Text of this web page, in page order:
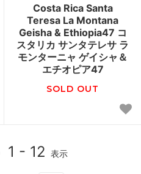
Costa Rica Santa
Teresa La Montana
Geisha & Ethiopia47 コ
スタリカ サンタテレサ ラ
モンターニャ ゲイシャ＆
エチオピア47
SOLD OUT
1 - 12 表示